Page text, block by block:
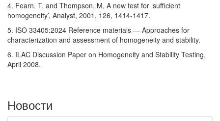
4. Fearn, T. and Thompson, M, A new test for ‘sufficient
homogeneity’, Analyst, 2001, 126, 1414-1417.
5. ISO 33405:2024 Reference materials — Approaches for
characterization and assessment of homogeneity and stability.
6. ILAC Discussion Paper on Homogeneity and Stability Testing,
April 2008.
Новости